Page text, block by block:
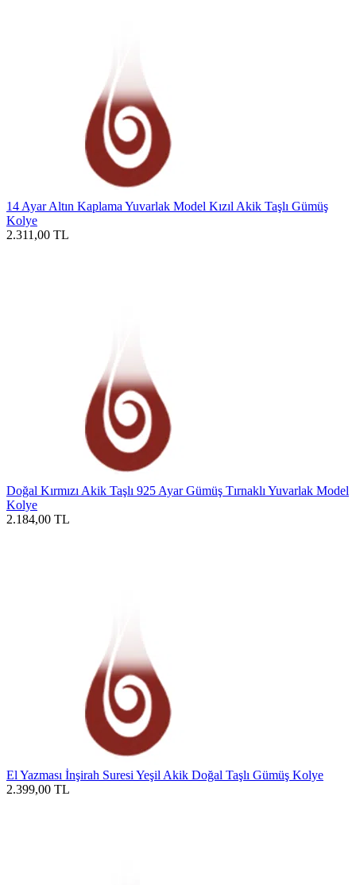
14 Ayar Altın Kaplama Yuvarlak Model Kızıl Akik Taşlı Gümüş
Kolye
2.311,00 TL
Doğal Kırmızı Akik Taşlı 925 Ayar Gümüş Tırnaklı Yuvarlak Model
Kolye
2.184,00 TL
El Yazması İnşirah Suresi Yeşil Akik Doğal Taşlı Gümüş Kolye
2.399,00 TL